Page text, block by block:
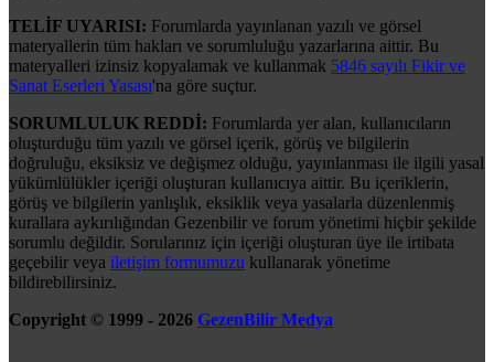
TELİF UYARISI: Forumlarda yayınlanan yazılı ve görsel
materyallerin tüm hakları ve sorumluluğu yazarlarına aittir. Bu
materyalleri izinsiz kopyalamak ve kullanmak 5846 sayılı Fikir ve
Sanat Eserleri Yasası'na göre suçtur.
SORUMLULUK REDDİ: Forumlarda yer alan, kullanıcıların
oluşturduğu tüm yazılı ve görsel içerik, görüş ve bilgilerin
doğruluğu, eksiksiz ve değişmez olduğu, yayınlanması ile ilgili yasal
yükümlülükler içeriği oluşturan kullanıcıya aittir. Bu içeriklerin,
görüş ve bilgilerin yanlışlık, eksiklik veya yasalarla düzenlenmiş
kurallara aykırılığından Gezenbilir ve forum yönetimi hiçbir şekilde
sorumlu değildir. Sorularınız için içeriği oluşturan üye ile irtibata
geçebilir veya iletişim formumuzu kullanarak yönetime
bildirebilirsiniz.
Copyright © 1999 - 2026 GezenBilir Medya